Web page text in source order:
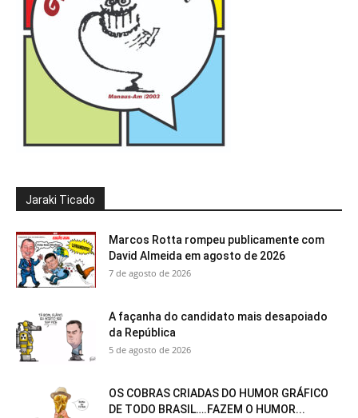
Jaraki Ticado
Marcos Rotta rompeu publicamente com
David Almeida em agosto de 2026
7 de agosto de 2026
A façanha do candidato mais desapoiado
da República
5 de agosto de 2026
OS COBRAS CRIADAS DO HUMOR GRÁFICO
DE TODO BRASIL….FAZEM O HUMOR...